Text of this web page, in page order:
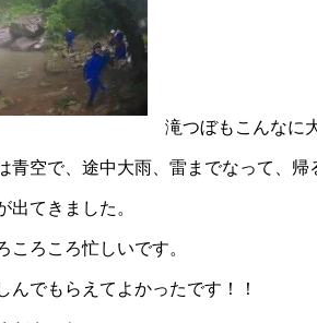
滝つぼもこんなに
青空で、途中大雨、雷までなって、帰
出てきました。
ころころ忙しいです。
んでもらえてよかったです！！